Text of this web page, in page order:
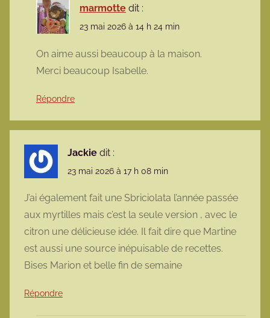
marmotte dit :
23 mai 2026 à 14 h 24 min
On aime aussi beaucoup à la maison.
Merci beaucoup Isabelle.
Répondre
Jackie dit :
23 mai 2026 à 17 h 08 min
J’ai également fait une Sbriciolata l’année passée
aux myrtilles mais c’est la seule version , avec le
citron une délicieuse idée. Il fait dire que Martine
est aussi une source inépuisable de recettes.
Bises Marion et belle fin de semaine
Répondre